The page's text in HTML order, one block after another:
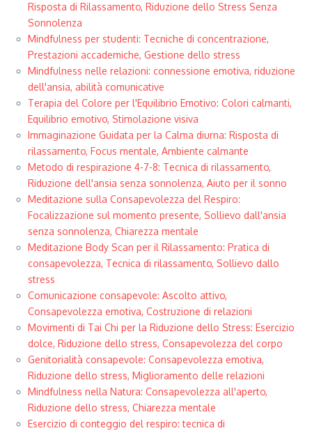
Risposta di Rilassamento, Riduzione dello Stress Senza
Sonnolenza
Mindfulness per studenti: Tecniche di concentrazione,
Prestazioni accademiche, Gestione dello stress
Mindfulness nelle relazioni: connessione emotiva, riduzione
dell'ansia, abilità comunicative
Terapia del Colore per l'Equilibrio Emotivo: Colori calmanti,
Equilibrio emotivo, Stimolazione visiva
Immaginazione Guidata per la Calma diurna: Risposta di
rilassamento, Focus mentale, Ambiente calmante
Metodo di respirazione 4-7-8: Tecnica di rilassamento,
Riduzione dell'ansia senza sonnolenza, Aiuto per il sonno
Meditazione sulla Consapevolezza del Respiro:
Focalizzazione sul momento presente, Sollievo dall'ansia
senza sonnolenza, Chiarezza mentale
Meditazione Body Scan per il Rilassamento: Pratica di
consapevolezza, Tecnica di rilassamento, Sollievo dallo
stress
Comunicazione consapevole: Ascolto attivo,
Consapevolezza emotiva, Costruzione di relazioni
Movimenti di Tai Chi per la Riduzione dello Stress: Esercizio
dolce, Riduzione dello stress, Consapevolezza del corpo
Genitorialità consapevole: Consapevolezza emotiva,
Riduzione dello stress, Miglioramento delle relazioni
Mindfulness nella Natura: Consapevolezza all'aperto,
Riduzione dello stress, Chiarezza mentale
Esercizio di conteggio del respiro: tecnica di